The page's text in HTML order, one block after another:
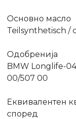
Основно масло
Teilsynthetisch /
Одобренија
BMW Longlife-
00/507 00
Еквивалентен
според